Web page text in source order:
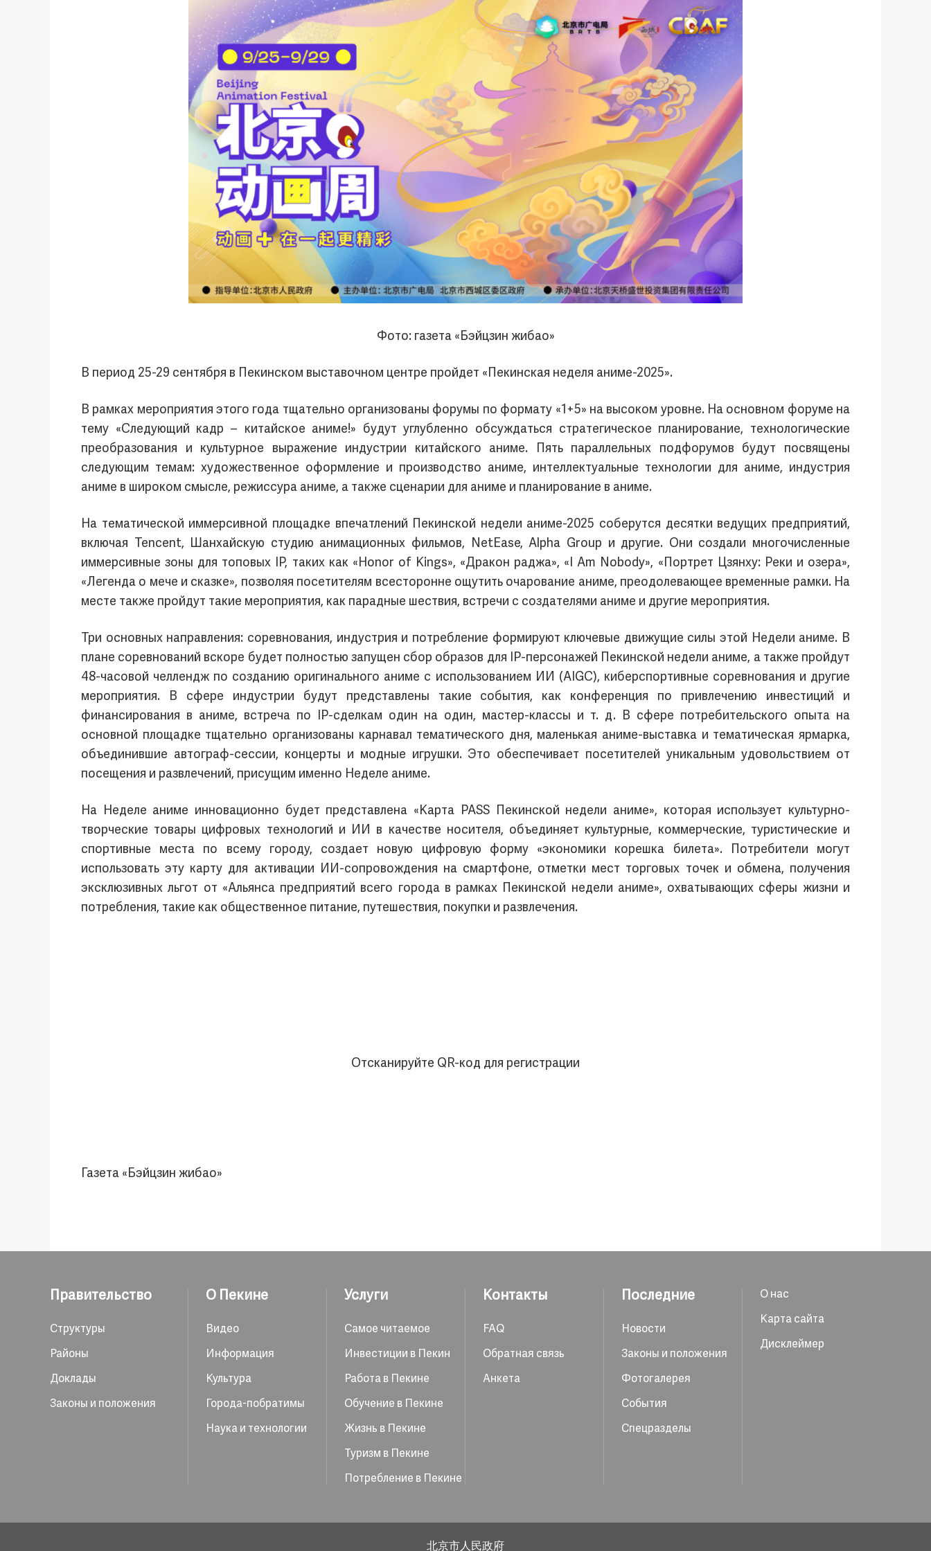
Фото: газета «Бэйцзин жибао»
В период 25-29 сентября в Пекинском выставочном центре пройдет «Пекинская неделя аниме-2025».
В рамках мероприятия этого года тщательно организованы форумы по формату «1+5» на высоком уровне. На основном форуме на
тему «Следующий кадр – китайское аниме!» будут углубленно обсуждаться стратегическое планирование, технологические
преобразования и культурное выражение индустрии китайского аниме. Пять параллельных подфорумов будут посвящены
следующим темам: художественное оформление и производство аниме, интеллектуальные технологии для аниме, индустрия
аниме в широком смысле, режиссура аниме, а также сценарии для аниме и планирование в аниме.
На тематической иммерсивной площадке впечатлений Пекинской недели аниме-2025 соберутся десятки ведущих предприятий,
включая Tencent, Шанхайскую студию анимационных фильмов, NetEase, Alpha Group и другие. Они создали многочисленные
иммерсивные зоны для топовых IP, таких как «Honor of Kings», «Дракон раджа», «I Am Nobody», «Портрет Цзянху: Реки и озера»,
«Легенда о мече и сказке», позволяя посетителям всесторонне ощутить очарование аниме, преодолевающее временные рамки. На
месте также пройдут такие мероприятия, как парадные шествия, встречи с создателями аниме и другие мероприятия.
Три основных направления: соревнования, индустрия и потребление формируют ключевые движущие силы этой Недели аниме. В
плане соревнований вскоре будет полностью запущен сбор образов для IP-персонажей Пекинской недели аниме, а также пройдут
48-часовой челлендж по созданию оригинального аниме с использованием ИИ (AIGC), киберспортивные соревнования и другие
мероприятия. В сфере индустрии будут представлены такие события, как конференция по привлечению инвестиций и
финансирования в аниме, встреча по IP-сделкам один на один, мастер-классы и т. д. В сфере потребительского опыта на
основной площадке тщательно организованы карнавал тематического дня, маленькая аниме-выставка и тематическая ярмарка,
объединившие автограф-сессии, концерты и модные игрушки. Это обеспечивает посетителей уникальным удовольствием от
посещения и развлечений, присущим именно Неделе аниме.
На Неделе аниме инновационно будет представлена «Карта PASS Пекинской недели аниме», которая использует культурно-
творческие товары цифровых технологий и ИИ в качестве носителя, объединяет культурные, коммерческие, туристические и
спортивные места по всему городу, создает новую цифровую форму «экономики корешка билета». Потребители могут
использовать эту карту для активации ИИ-сопровождения на смартфоне, отметки мест торговых точек и обмена, получения
эксклюзивных льгот от «Альянса предприятий всего города в рамках Пекинской недели аниме», охватывающих сферы жизни и
потребления, такие как общественное питание, путешествия, покупки и развлечения.
Отсканируйте QR-код для регистрации
Газета «Бэйцзин жибао»
Правительство
Структуры
Районы
Доклады
Законы и положения
О Пекине
Видео
Информация
Культура
Города-побратимы
Наука и технологии
Услуги
Самое читаемое
Инвестиции в Пекин
Работа в Пекине
Обучение в Пекине
Жизнь в Пекине
Туризм в Пекине
Потребление в Пекине
Контакты
FAQ
Обратная связь
Анкета
Последние
Новости
Законы и положения
Фотогалерея
События
Спецразделы
О нас
Карта сайта
Дисклеймер
北京市人民政府